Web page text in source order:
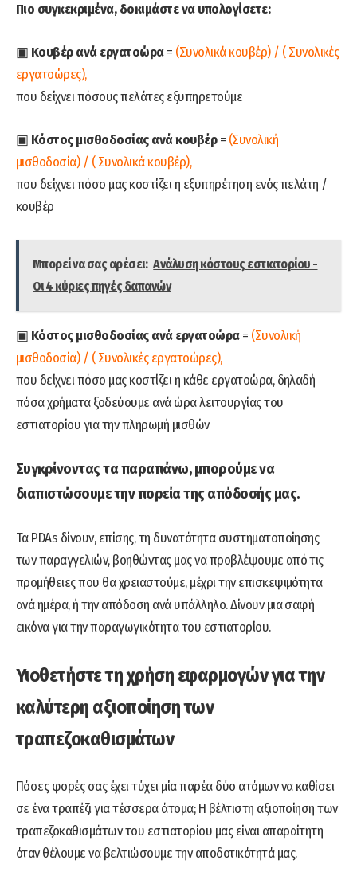
Πιο συγκεκριμένα, δοκιμάστε να υπολογίσετε:
▣ Κουβέρ ανά εργατοώρα= (Συνολικά κουβέρ) / ( Συνολικές
εργατοώρες),
που δείχνει πόσους πελάτες εξυπηρετούμε
▣ Κόστος μισθοδοσίας ανά κουβέρ= (Συνολική
μισθοδοσία) / ( Συνολικά κουβέρ),
που δείχνει πόσο μας κοστίζει η εξυπηρέτηση ενός πελάτη /
κουβέρ
Μπορεί να σας αρέσει: Ανάλυση κόστους εστιατορίου -
Οι 4 κύριες πηγές δαπανών
▣ Κόστος μισθοδοσίας ανά εργατοώρα= (Συνολική
μισθοδοσία) / ( Συνολικές εργατοώρες),
που δείχνει πόσο μας κοστίζει η κάθε εργατοώρα, δηλαδή
πόσα χρήματα ξοδεύουμε ανά ώρα λειτουργίας του
εστιατορίου για την πληρωμή μισθών
Συγκρίνοντας τα παραπάνω, μπορούμε να
διαπιστώσουμε την πορεία της απόδοσής μας.
Τα PDAs δίνουν, επίσης, τη δυνατότητα συστηματοποίησης
των παραγγελιών, βοηθώντας μας να προβλέψουμε από τις
προμήθειες που θα χρειαστούμε, μέχρι την επισκεψιμότητα
ανά ημέρα, ή την απόδοση ανά υπάλληλο. Δίνουν μια σαφή
εικόνα για την παραγωγικότητα του εστιατορίου.
Υιοθετήστε τη χρήση εφαρμογών για την
καλύτερη αξιοποίηση των
τραπεζοκαθισμάτων
Πόσες φορές σας έχει τύχει μία παρέα δύο ατόμων να καθίσει
σε ένα τραπέζι για τέσσερα άτομα; Η βέλτιστη αξιοποίηση των
τραπεζοκαθισμάτων του εστιατορίου μας είναι απαραίτητη
όταν θέλουμε να βελτιώσουμε την αποδοτικότητά μας.